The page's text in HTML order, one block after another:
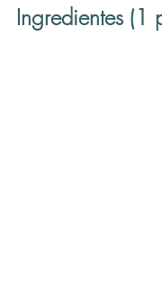
Ingredientes (1